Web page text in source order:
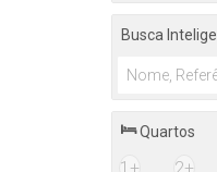
Busca
Quartos